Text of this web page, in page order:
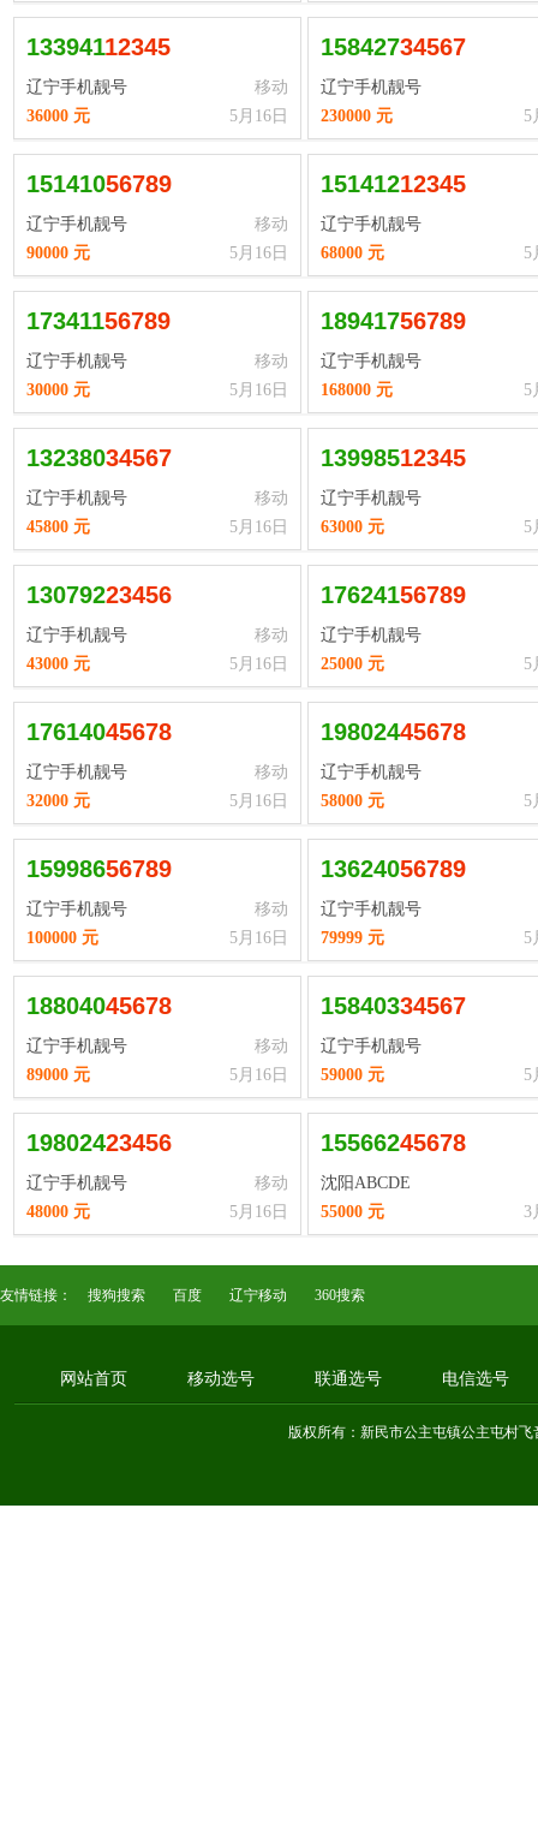
13394112345
辽宁手机靓号
移动
5月16日
36000 元
15842734567
辽宁手机靓号
5
230000 元
15141056789
辽宁手机靓号
移动
5月16日
90000 元
15141212345
辽宁手机靓号
5
68000 元
17341156789
辽宁手机靓号
移动
5月16日
30000 元
18941756789
辽宁手机靓号
5
168000 元
13238034567
辽宁手机靓号
移动
5月16日
45800 元
13998512345
辽宁手机靓号
5
63000 元
13079223456
辽宁手机靓号
移动
5月16日
43000 元
17624156789
辽宁手机靓号
5
25000 元
17614045678
辽宁手机靓号
移动
5月16日
32000 元
19802445678
辽宁手机靓号
5
58000 元
15998656789
辽宁手机靓号
移动
5月16日
100000 元
13624056789
辽宁手机靓号
5
79999 元
18804045678
辽宁手机靓号
移动
5月16日
89000 元
15840334567
辽宁手机靓号
5
59000 元
19802423456
辽宁手机靓号
移动
5月16日
48000 元
15566245678
沈阳ABCDE
3
55000 元
友情链接： 搜狗搜索 百度 辽宁移动 360搜索
网站首页 移动选号 联通选号 电信选号
版权所有：新民市公主屯镇公主屯村